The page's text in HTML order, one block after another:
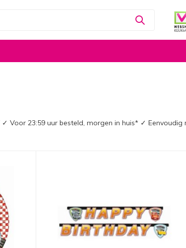
✓ Voor 23:59 uur besteld, morgen in huis* ✓